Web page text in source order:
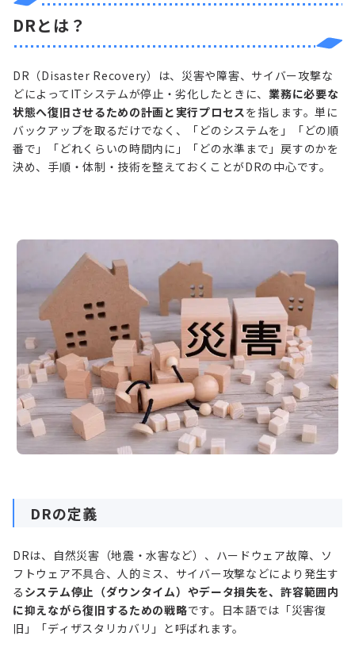
DRとは？
DR（Disaster Recovery）は、災害や障害、サイバー攻撃な
どによってITシステムが停止・劣化したときに、業務に必要な
状態へ復旧させるための計画と実行プロセスを指します。単に
バックアップを取るだけでなく、「どのシステムを」「どの順
番で」「どれくらいの時間内に」「どの水準まで」戻すのかを
決め、手順・体制・技術を整えておくことがDRの中心です。
DRの定義
DRは、自然災害（地震・水害など）、ハードウェア故障、ソ
フトウェア不具合、人的ミス、サイバー攻撃などにより発生す
る システム停止（ダウンタイム）やデータ損失を、許容範囲内
に抑えながら復旧するための戦略です。日本語では「災害復
旧」「ディザスタリカバリ」と呼ばれます。